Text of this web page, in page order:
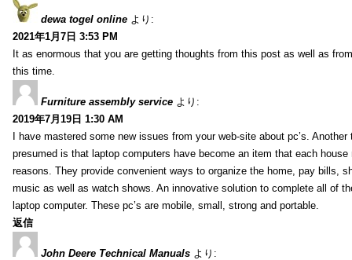
dewa togel online より:
2021年1月7日 3:53 PM
It as enormous that you are getting thoughts from this post as well as
this time.
Furniture assembly service より:
2019年7月19日 1:30 AM
I have mastered some new issues from your web-site about pc’s. Another
presumed is that laptop computers have become an item that each
reasons. They provide convenient ways to organize the home, pay bills,
music as well as watch shows. An innovative solution to complete all of
laptop computer. These pc’s are mobile, small, strong and portable.
返信
John Deere Technical Manuals より: